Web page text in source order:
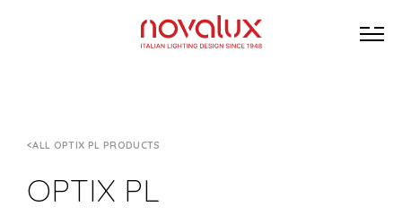
ALL OPTIX PL PRODUCTS
OPTIX PL